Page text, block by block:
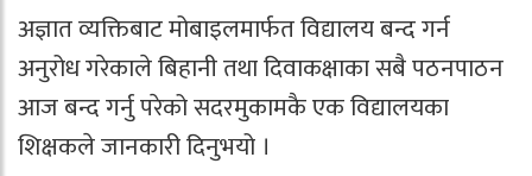
अज्ञात व्यक्तिबाट मोबाइलमार्फत विद्यालय बन्द गर्न
अनुरोध गरेकाले बिहानी तथा दिवाकक्षाका सबै पठनपाठन
आज बन्द गर्नु परेको सदरमुकामकै एक विद्यालयका
शिक्षकले जानकारी दिनुभयो ।